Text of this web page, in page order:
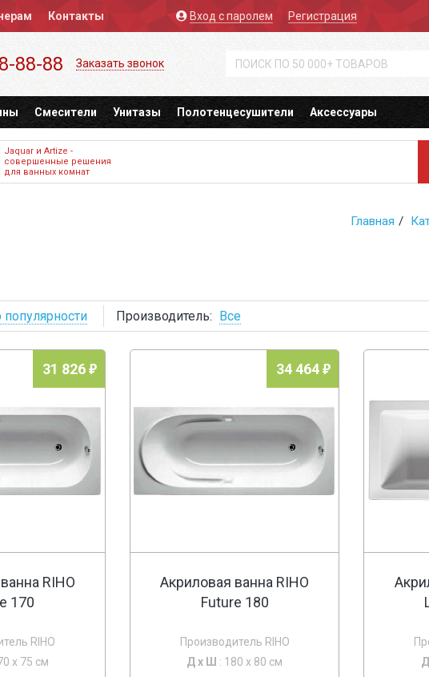
Контакты Вход с паролем Регистрация
88-88 Заказать звонок
Смесители Унитазы Полотенцесушители Аксессуары
Jaquar и Artize -
совершенные решения
для ванных комнат
Главная
популярности Производитель: Все
31 826
RIHO
170
RIHO
x 75 см
34 464
Акриловая ванна RIHO
Future 180
Производитель RIHO
Д х Ш : 180 x 80 см